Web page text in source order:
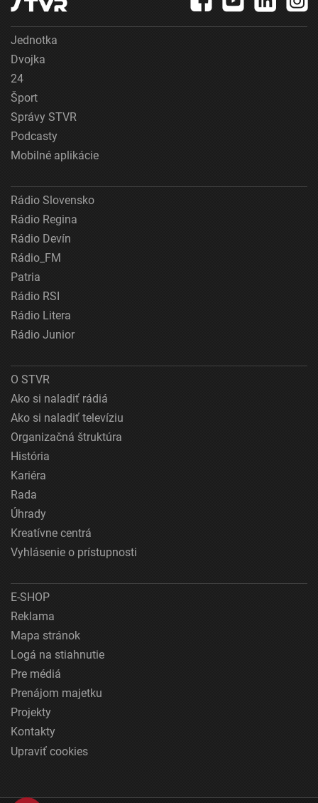
Jednotka
Dvojka
24
Šport
Správy STVR
Podcasty
Mobilné aplikácie
Rádio Slovensko
Rádio Regina
Rádio Devín
Rádio_FM
Patria
Rádio RSI
Rádio Litera
Rádio Junior
O STVR
Ako si naladiť rádiá
Ako si naladiť televíziu
Organizačná štruktúra
História
Kariéra
Rada
Úhrady
Kreatívne centrá
Vyhlásenie o prístupnosti
E-SHOP
Reklama
Mapa stránok
Logá na stiahnutie
Pre médiá
Prenájom majetku
Projekty
Kontakty
Upraviť cookies